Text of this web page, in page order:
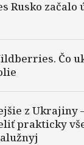
Rusko začalo
Čo
z Ukrajiny
prakticky